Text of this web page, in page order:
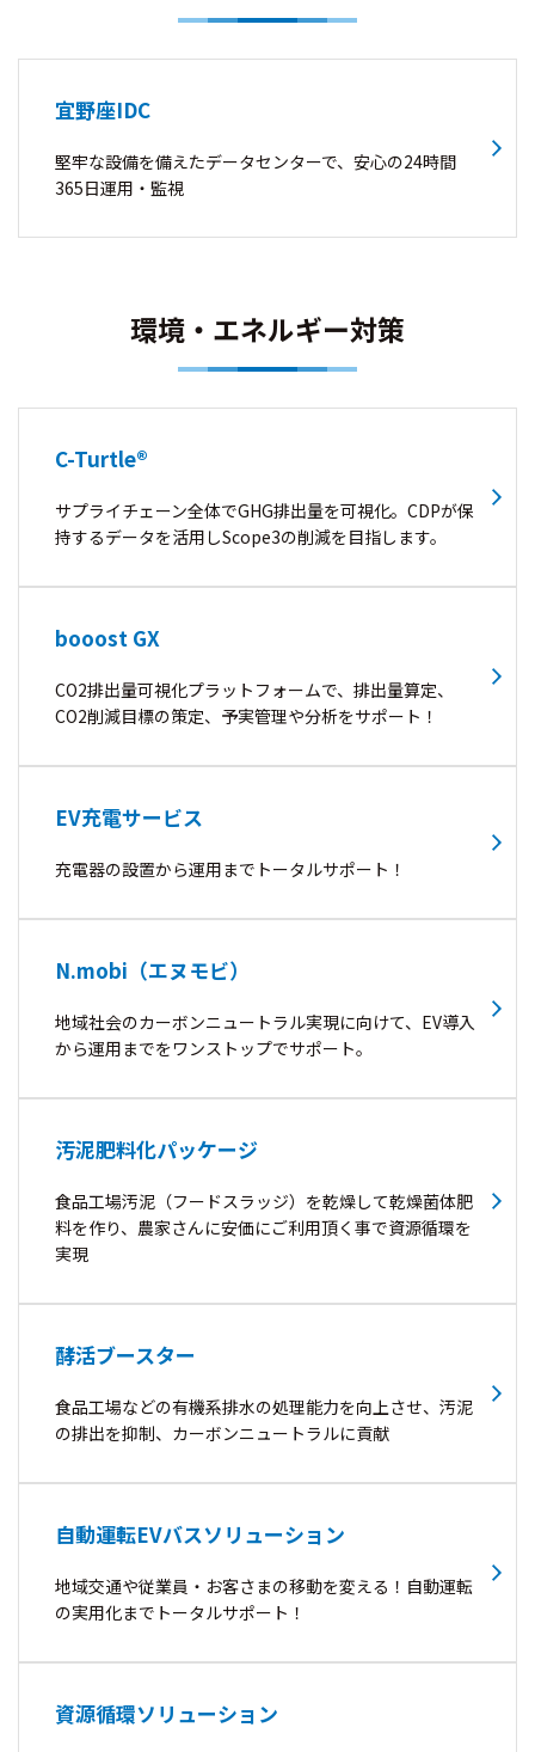
宜野座IDC
堅牢な設備を備えたデータセンターで、安心の24時間
365日運用・監視
環境・エネルギー対策
C-Turtle®
サプライチェーン全体でGHG排出量を可視化。CDPが保
持するデータを活用しScope3の削減を目指します。
booost GX
CO2排出量可視化プラットフォームで、排出量算定、
CO2削減目標の策定、予実管理や分析をサポート！
EV充電サービス
充電器の設置から運用までトータルサポート！
N.mobi（エヌモビ）
地域社会のカーボンニュートラル実現に向けて、EV導入
から運用までをワンストップでサポート。
汚泥肥料化パッケージ
食品工場汚泥（フードスラッジ）を乾燥して乾燥菌体肥
料を作り、農家さんに安価にご利用頂く事で資源循環を
実現
酵活ブースター
食品工場などの有機系排水の処理能力を向上させ、汚泥
の排出を抑制、カーボンニュートラルに貢献
自動運転EVバスソリューション
地域交通や従業員・お客さまの移動を変える！自動運転
の実用化までトータルサポート！
資源循環ソリューション